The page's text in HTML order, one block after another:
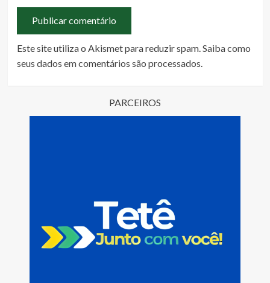
Este site utiliza o Akismet para reduzir spam.Saiba como
seus dados em comentários são processados.
PARCEIROS